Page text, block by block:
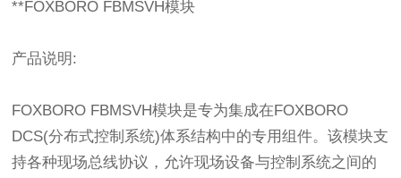
**FOXBORO FBMSVH模块
产品说明:
FOXBORO FBMSVH模块是专为集成在FOXBORO
DCS(分布式控制系统)体系结构中的专用组件。该模块支
持各种现场总线协议，允许现场设备与控制系统之间的